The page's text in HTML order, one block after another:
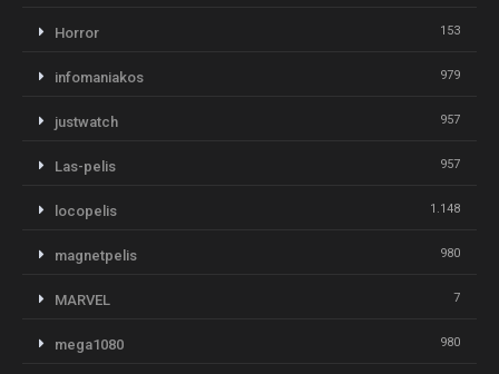
Horror 153
infomaniakos 979
justwatch 957
Las-pelis 957
locopelis 1.148
magnetpelis 980
MARVEL 7
mega1080 980